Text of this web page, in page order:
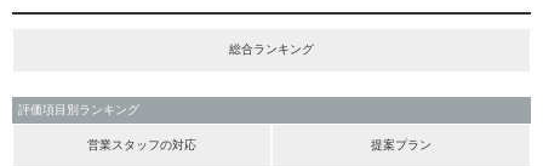
総合ランキング
評価項目別ランキング
営業スタッフの対応 提案プラン